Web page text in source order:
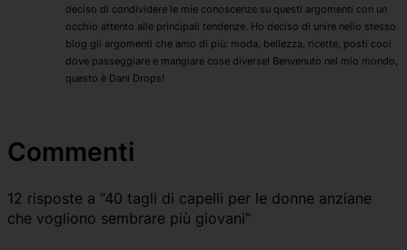
deciso di condividere le mie conoscenze su questi argomenti con un
occhio attento alle principali tendenze. Ho deciso di unire nello stesso
blog gli argomenti che amo di più: moda, bellezza, ricette, posti cool
dove passeggiare e mangiare cose diverse! Benvenuto nel mio mondo,
questo è Dani Drops!
Commenti
12 risposte a “40 tagli di capelli per le donne anziane
che vogliono sembrare più giovani”